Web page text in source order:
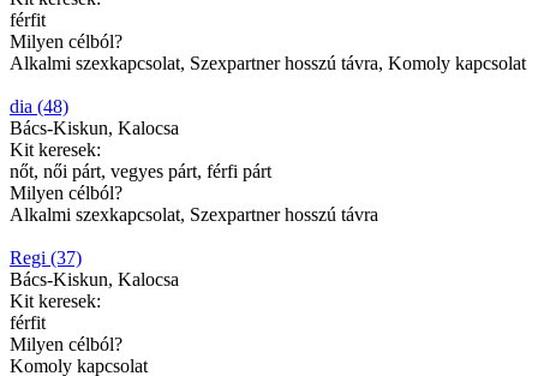
férfit
Milyen célból?
Alkalmi szexkapcsolat, Szexpartner hosszú távra, Komoly kapcsolat
dia (48)
Bács-Kiskun, Kalocsa
Kit keresek:
nőt, női párt, vegyes párt, férfi párt
Milyen célból?
Alkalmi szexkapcsolat, Szexpartner hosszú távra
Regi (37)
Bács-Kiskun, Kalocsa
Kit keresek:
férfit
Milyen célból?
Komoly kapcsolat